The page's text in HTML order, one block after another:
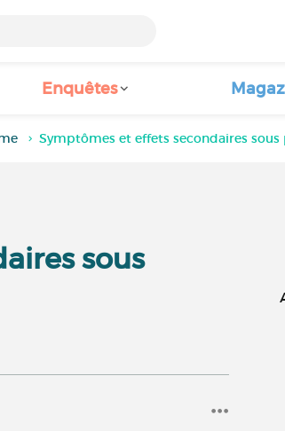
Enquêtes
Symptômes et effets secondaires
sous